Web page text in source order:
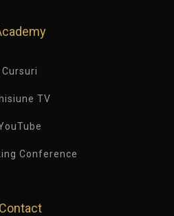
Cursuri
TV
Conference
Contact